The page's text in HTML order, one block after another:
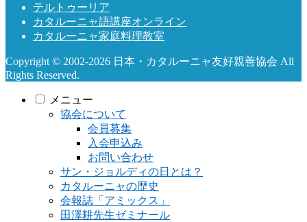
テルトゥーリア
カタルーニャ語講座オンライン
カタルーニャ家庭料理教室
Copyright © 2002-2026 日本・カタルーニャ友好親善協会 All
Rights Reserved.
メニュー
協会について
会員募集
入会申込み
お問い合わせ
サン・ジョルディの日とは？
カタルーニャの歴史
会報誌「アミックス」
田澤耕先生ゼミナール